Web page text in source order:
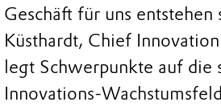
Geschäft für uns entstehen
Küsthardt, Chief
legt Schwerpunkte auf die
Innovations-